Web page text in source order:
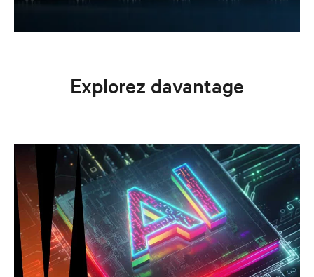
Explorez davantage